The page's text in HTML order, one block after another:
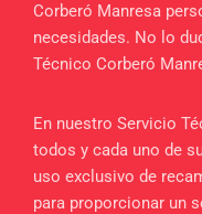
Corberó Manresa
necesidades. No lo
Técnico Corberó
En nuestro Servicio
todos y cada uno de
uso exclusivo de
para proporcionar un